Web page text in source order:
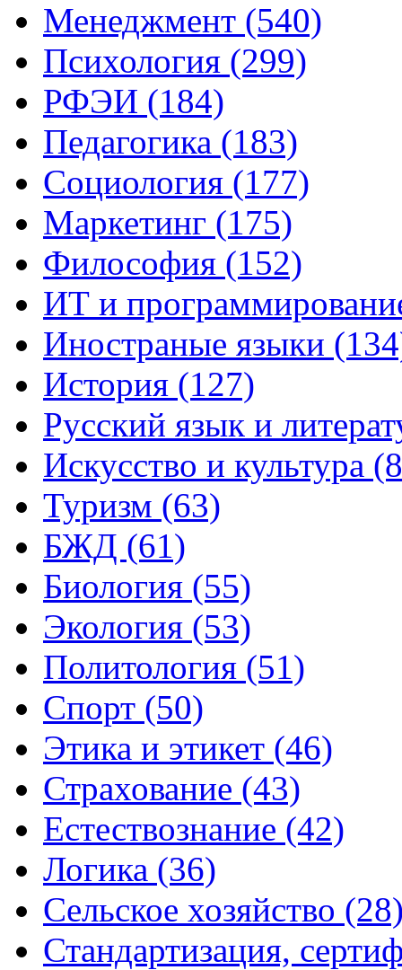
Менеджмент (540)
Психология (299)
РФЭИ (184)
Педагогика (183)
Социология (177)
Маркетинг (175)
Философия (152)
ИТ и
Иностраные языки
История (127)
Русский язык и
Искусство и культура
Туризм (63)
БЖД (61)
Биология (55)
Экология (53)
Политология (51)
Спорт (50)
Этика и этикет (46)
Страхование (43)
Естествознание (42)
Логика (36)
Сельское хозяйство
Стандартизация,